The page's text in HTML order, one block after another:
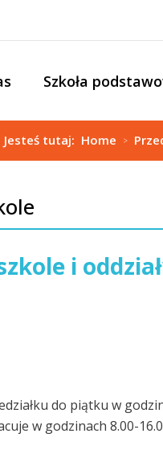
Szkoła
Jesteś tutaj: Home >
i
do piątku w
w godzinach 8.00-